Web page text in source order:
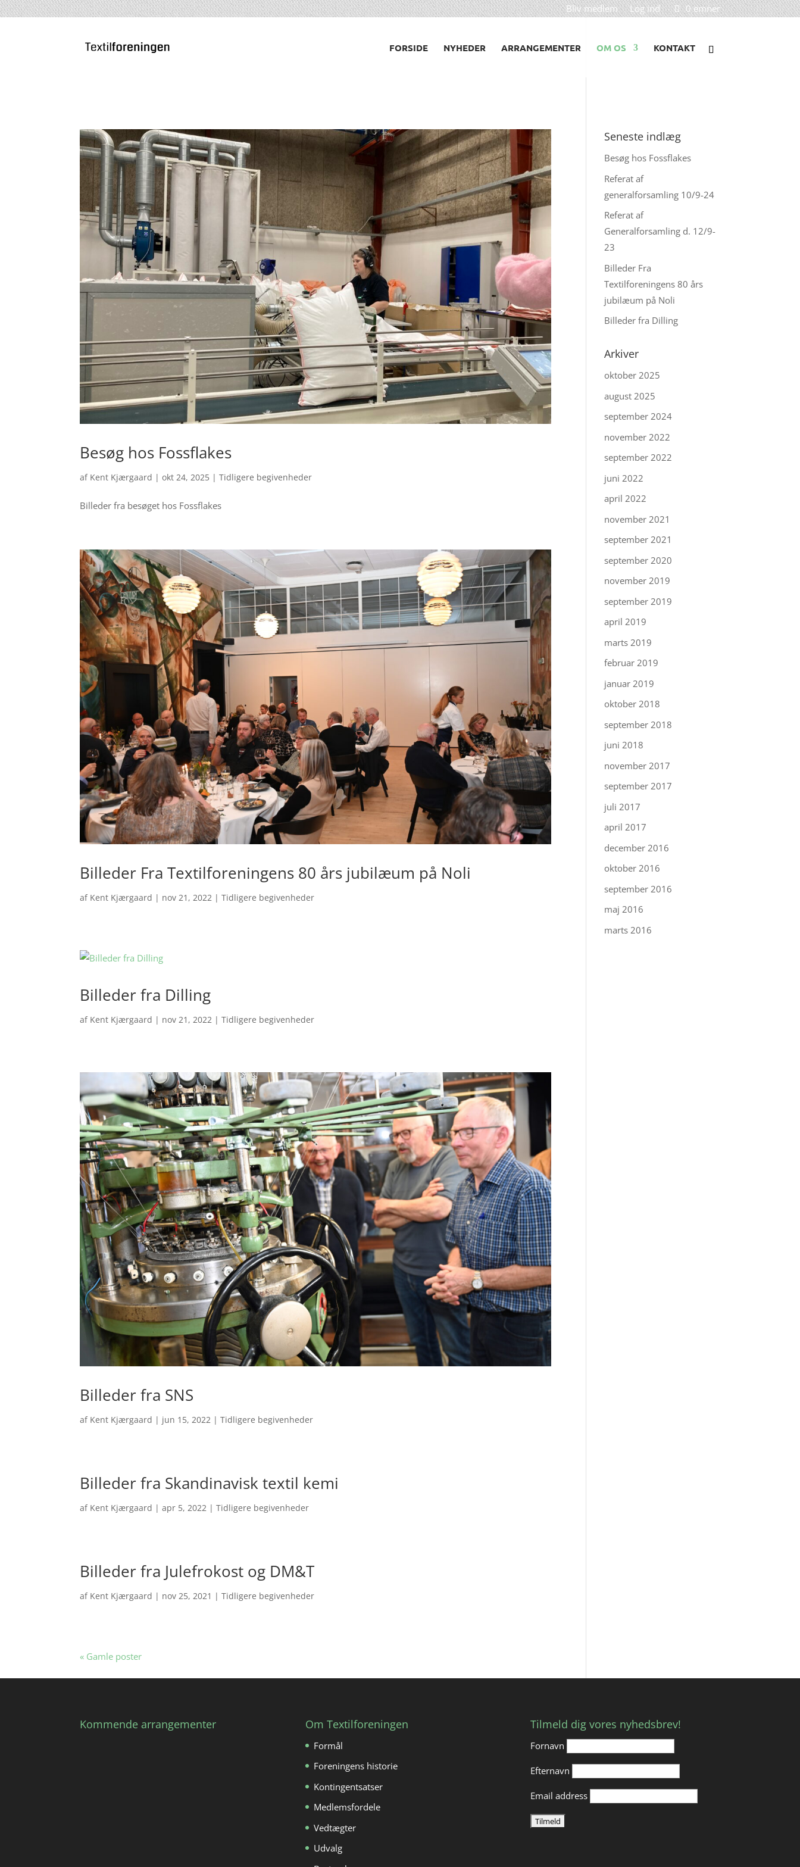
Bliv medlem Log ind 0 emner
FORSIDE NYHEDER ARRANGEMENTER OM OS KONTAKT
Besøg hos Fossflakes
af Kent Kjærgaard |okt 24, 2025 |Tidligere begivenheder
Billeder fra besøget hos Fossflakes
Billeder Fra Textilforeningens 80 års jubilæum på Noli
af Kent Kjærgaard | nov 21, 2022 |Tidligere begivenheder
Billeder fra Dilling
af Kent Kjærgaard | nov 21, 2022 |Tidligere begivenheder
Billeder fra SNS
af Kent Kjærgaard | jun 15, 2022 |Tidligere begivenheder
Billeder fra Skandinavisk textil kemi
af Kent Kjærgaard |apr 5, 2022 |Tidligere begivenheder
Billeder fra Julefrokost og DM&T
af Kent Kjærgaard | nov 25, 2021 |Tidligere begivenheder
« Gamle poster
Seneste indlæg
Besøg hos Fossflakes
Referat af
generalforsamling 10/9-24
Referat af
Generalforsamling d. 12/9-
23
Billeder Fra
Textilforeningens 80 års
jubilæum på Noli
Billeder fra Dilling
Arkiver
oktober 2025
august 2025
september 2024
november 2022
september 2022
juni 2022
april 2022
november 2021
september 2021
september 2020
november 2019
september 2019
april 2019
marts 2019
februar 2019
januar 2019
oktober 2018
september 2018
juni 2018
november 2017
september 2017
juli 2017
april 2017
december 2016
oktober 2016
september 2016
maj 2016
marts 2016
Kommende arrangementer Om Textilforeningen
Formål
Foreningens historie
Kontingentsatser
Medlemsfordele
Vedtægter
Udvalg
Tilmeld dig vores nyhedsbrev!
Fornavn
Efternavn
Email address